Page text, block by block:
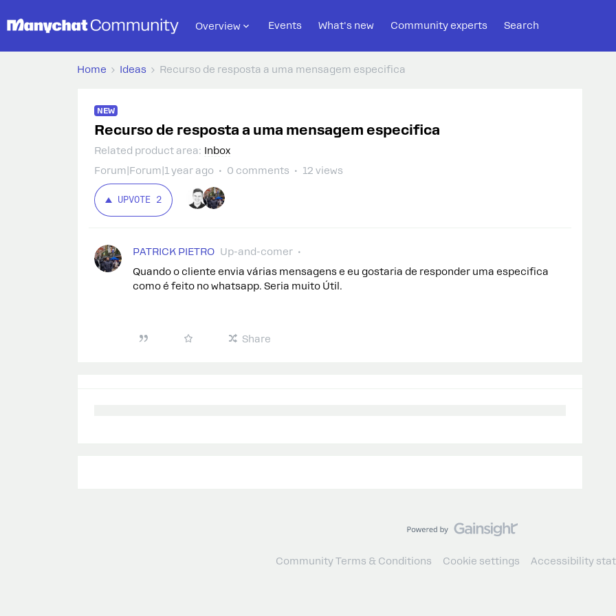
Overview Events What's new Community experts Search
Home Ideas Recurso de resposta a uma mensagem especifica
NEW
Recurso de resposta a uma mensagem especifica
Related product area: Inbox
Forum|Forum|1 year ago
0 comments 12 views
UPVOTE 2
PATRICK PIETRO Up-and-comer
Quando o cliente envia várias mensagens e eu gostaria de responder uma especifica
como é feito no whatsapp. Seria muito Útil.
Share
Community Terms & Conditions Cookie settings Accessibility